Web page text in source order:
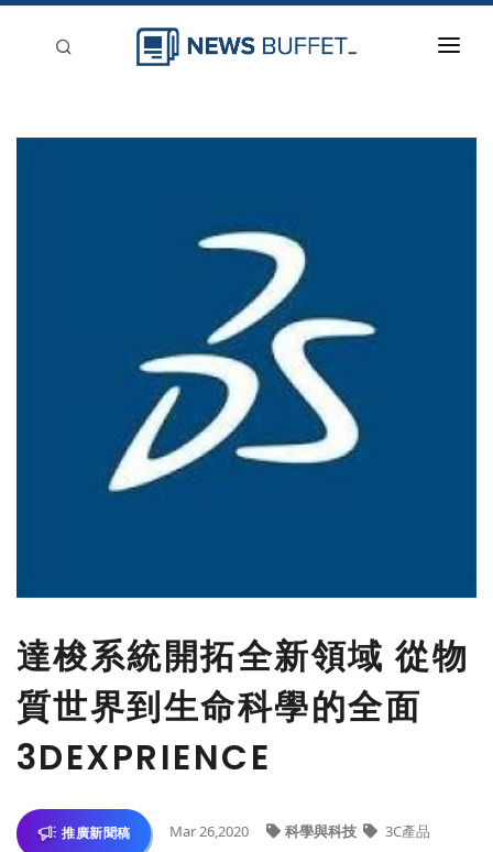
達梭系統開拓全新領域 從物
質世界到生命科學的全面
3DEXPRIENCE
推廣新聞稿 Mar 26,2020 科學與科技 3C產品